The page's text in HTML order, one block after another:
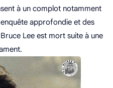
à un complot notamment
approfondie et des
Lee est mort suite à une